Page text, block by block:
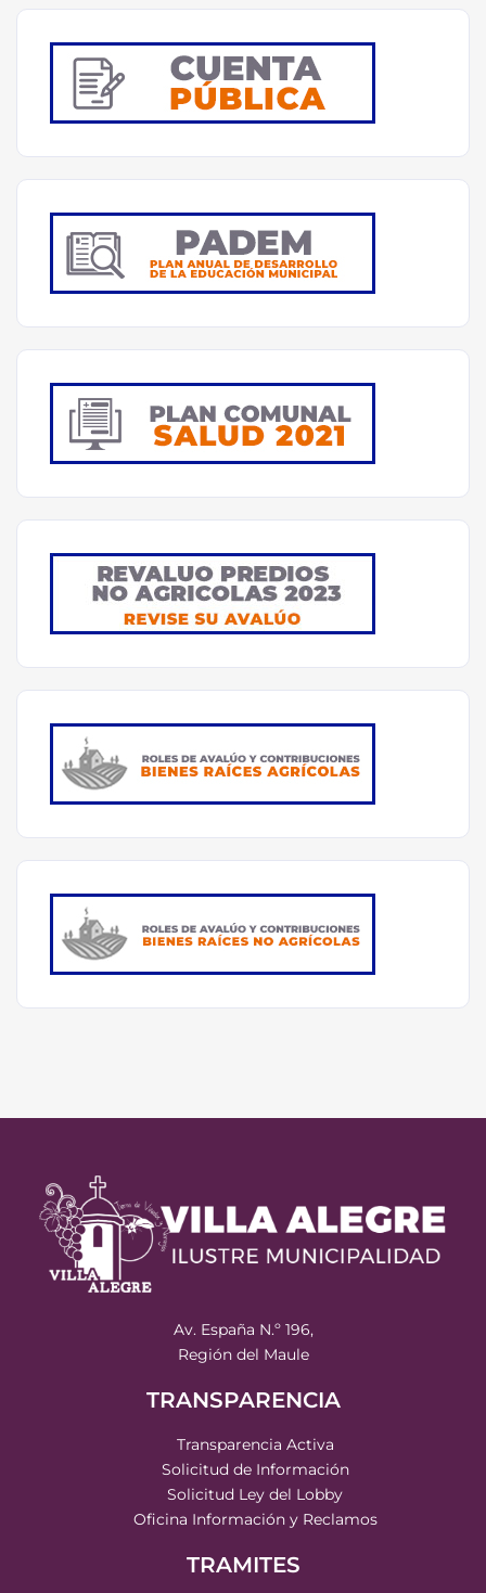
Av. España N.º 196,
Región del Maule
TRANSPARENCIA
Transparencia Activa
Solicitud de Información
Solicitud Ley del Lobby
Oficina Información y Reclamos
TRAMITES